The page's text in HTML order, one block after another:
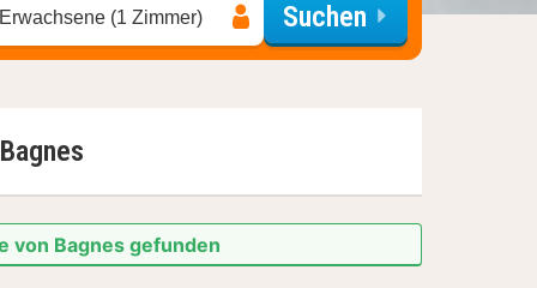
(1 Zimmer) Suchen
Bagnes
von Bagnes gefunden